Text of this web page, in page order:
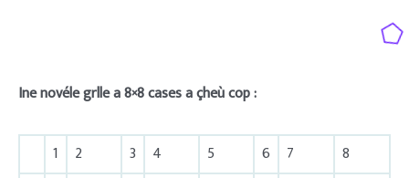
Ine novéle grlle a 8×8 cases a çheù cop :
1 2 3 4 5 6 7
8